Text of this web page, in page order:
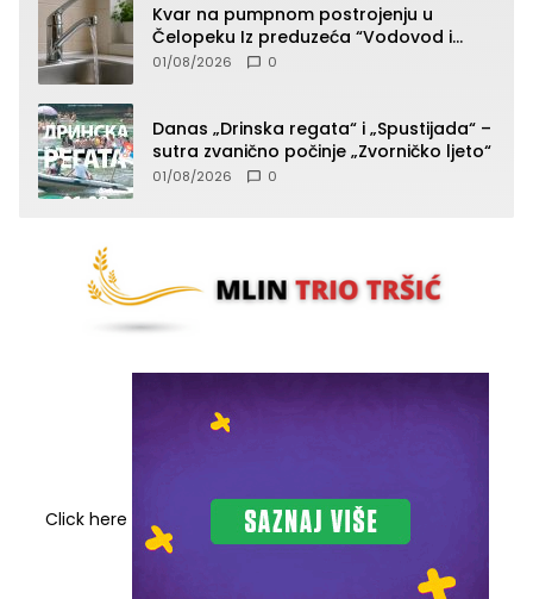
Kvar na pumpnom postrojenju u
Čelopeku Iz preduzeća “Vodovod i
komunalije”
01/08/2026 0
Danas „Drinska regata“ i „Spustijada“ –
sutra zvanično počinje „Zvorničko ljeto“
01/08/2026 0
Click here